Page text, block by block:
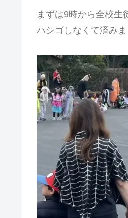
まずは9時から全校生
ハシゴしなくて済みま